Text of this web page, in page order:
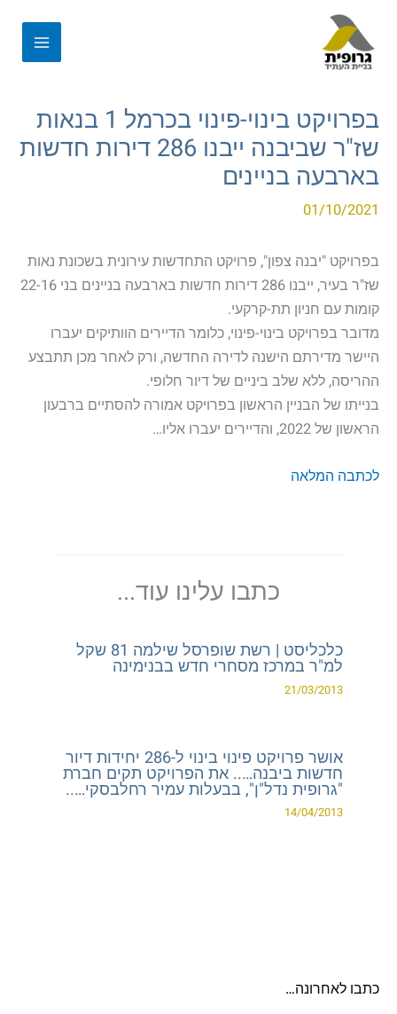
בפרויקט בינוי-פינוי בכרמל 1 בנאות
שז"ר שביבנה ייבנו 286 דירות חדשות
בארבעה בניינים
01/10/2021
בפרויקט "יבנה צפון", פרויקט התחדשות עירונית בשכונת נאות
שז"ר בעיר, ייבנו 286 דירות חדשות בארבעה בניינים בני 22-16
קומות עם חניון תת-קרקעי.
מדובר בפרויקט בינוי-פינוי, כלומר הדיירים הוותיקים יעברו
היישר מדירתם הישנה לדירה החדשה, ורק לאחר מכן תתבצע
ההריסה, ללא שלב ביניים של דיור חלופי.
בנייתו של הבניין הראשון בפרויקט אמורה להסתיים ברבעון
הראשון של 2022, והדיירים יעברו אליו…
לכתבה המלאה
כתבו עלינו עוד...
כלכליסט | רשת שופרסל שילמה 81 שקל
למ"ר במרכז מסחרי חדש בבנימינה
21/03/2013
אושר פרויקט פינוי בינוי ל-286 יחידות דיור
חדשות ביבנה….. את הפרויקט תקים חברת
"גרופית נדל"ן", בבעלות עמיר רחלבסקי…..
14/04/2013
כתבו לאחרונה…